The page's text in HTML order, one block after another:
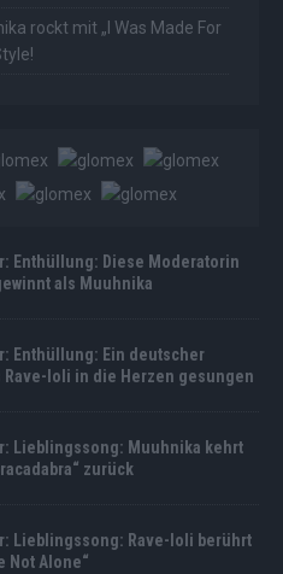
rockt mit „I Was Made For
Enthüllung: Diese Moderatorin
als Muuhnika
Enthüllung: Ein deutscher
Rave-Ioli in die Herzen gesungen
Lieblingssong: Muuhnika kehrt
zurück
Lieblingssong: Rave-Ioli berührt
Not Alone“